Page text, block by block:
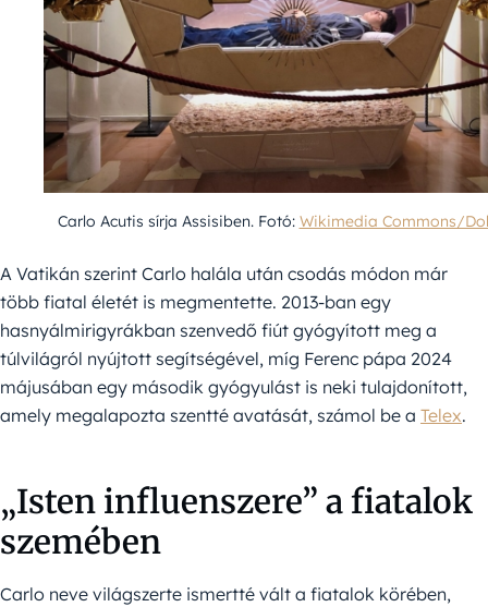
Carlo Acutis sírja Assisiben. Fotó: Wikimedia Commons/
A Vatikán szerint Carlo halála után csodás módon már
több fiatal életét is megmentette. 2013-ban egy
hasnyálmirigyrákban szenvedő fiút gyógyított meg a
túlvilágról nyújtott segítségével, míg Ferenc pápa 2024
májusában egy második gyógyulást is neki tulajdonított,
amely megalapozta szentté avatását, számol be a Telex.
„Isten influenszere” a fiatalok
szemében
Carlo neve világszerte ismertté vált a fiatalok körében,